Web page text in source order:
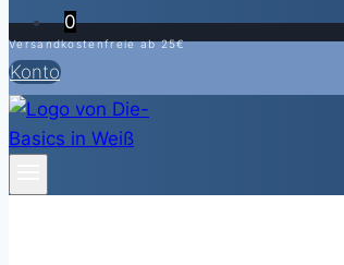
0
Versandkostenfreie ab 25€
Konto